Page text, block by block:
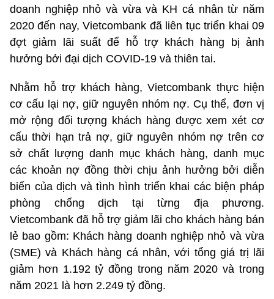
doanh nghiệp nhỏ và vừa và KH cá nhân từ năm
2020 đến nay, Vietcombank đã liên tục triển khai 09
đợt giảm lãi suất để hỗ trợ khách hàng bị ảnh
hưởng bởi đại dịch COVID-19 và thiên tai.
Nhằm hỗ trợ khách hàng, Vietcombank thực hiện
cơ cấu lại nợ, giữ nguyên nhóm nợ. Cụ thể, đơn vị
mở rộng đối tượng khách hàng được xem xét cơ
cấu thời hạn trả nợ, giữ nguyên nhóm nợ trên cơ
sở chất lượng danh mục khách hàng, danh mục
các khoản nợ đồng thời chịu ảnh hưởng bởi diễn
biến của dịch và tình hình triển khai các biện pháp
phòng chống dịch tại từng địa phương.
Vietcombank đã hỗ trợ giảm lãi cho khách hàng bán
lẻ bao gồm: Khách hàng doanh nghiệp nhỏ và vừa
(SME) và Khách hàng cá nhân, với tổng giá trị lãi
giảm hơn 1.192 tỷ đồng trong năm 2020 và trong
năm 2021 là hơn 2.249 tỷ đồng.